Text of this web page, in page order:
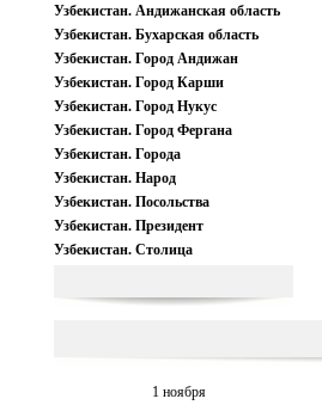
Узбекистан. Андижанская область
Узбекистан. Бухарская область
Узбекистан. Город Андижан
Узбекистан. Город Карши
Узбекистан. Город Нукус
Узбекистан. Город Фергана
Узбекистан. Города
Узбекистан. Народ
Узбекистан. Посольства
Узбекистан. Президент
Узбекистан. Столица
1 ноября